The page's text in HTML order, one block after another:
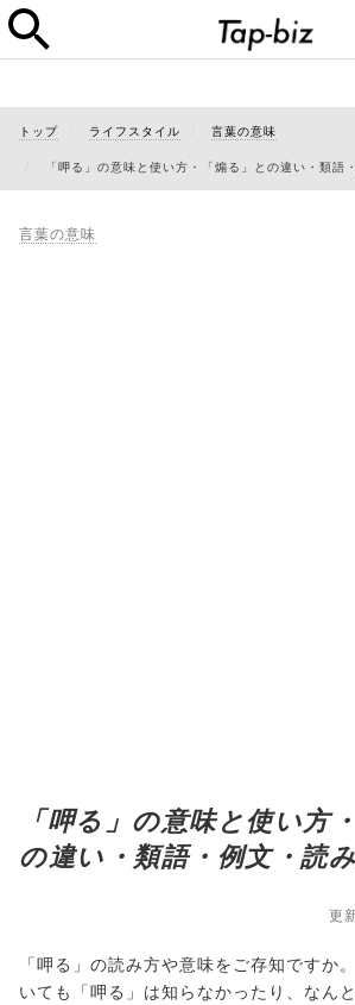
トップ ライフスタイル 言葉の意味
「呷る」の意味と使い方・「煽る」との違い・類語
言葉の意味
「呷る」の意味と使い方
の違い・類語・例文・読
更
「呷る」の読み方や意味をご存知ですか
いても「呷る」は知らなかったり、なん